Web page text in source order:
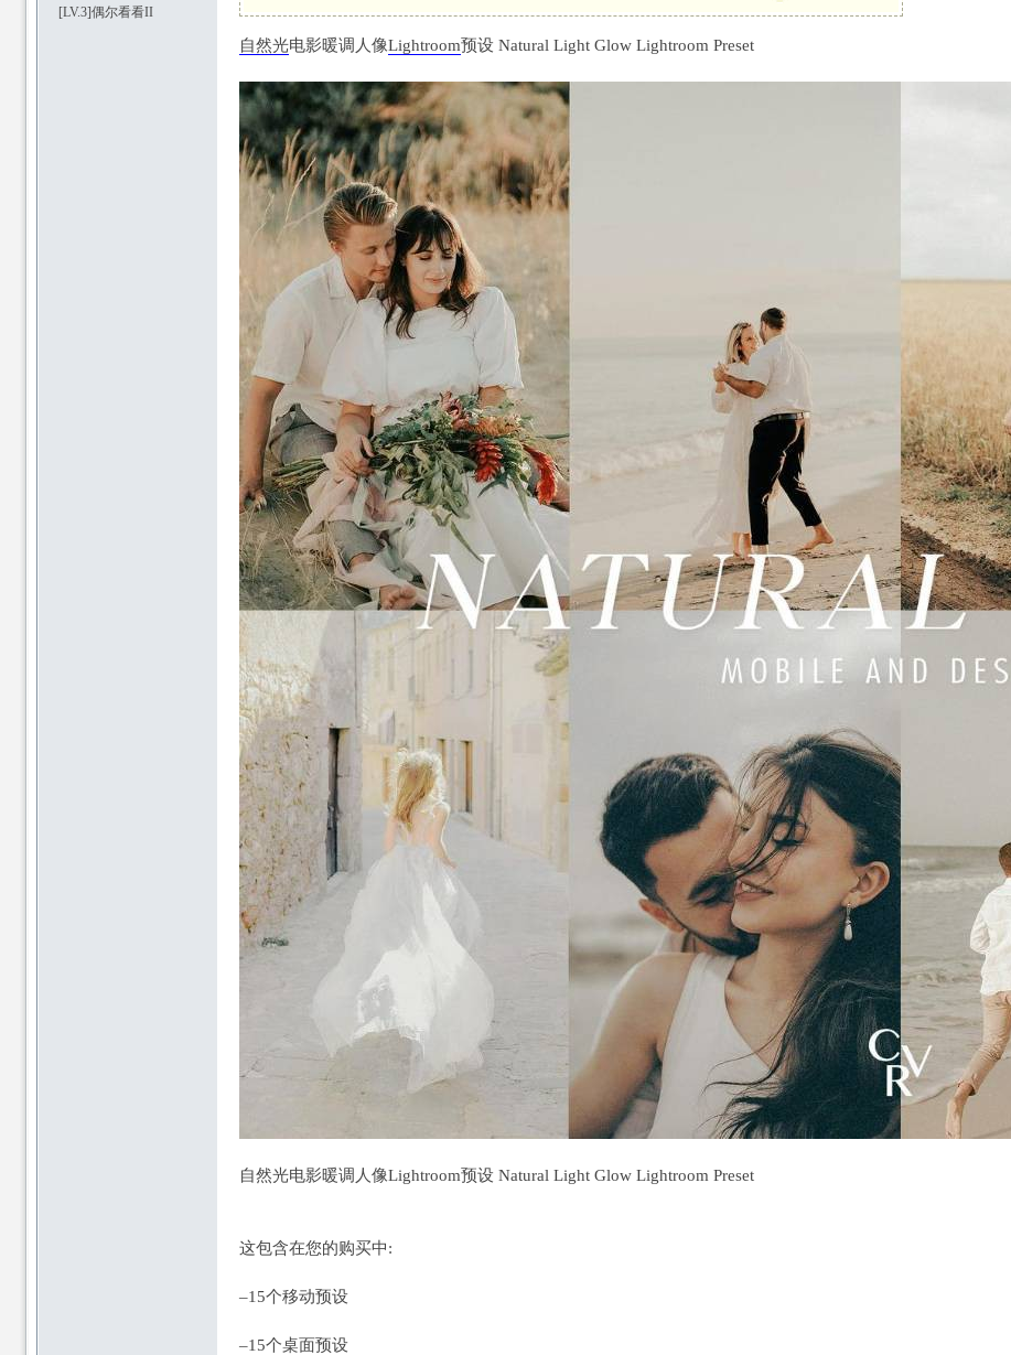
[LV.3]偶尔看看II
自然光电影暖调人像Lightroom预设 Natural Light Glow Lightroom Preset
自然光电影暖调人像Lightroom预设 Natural Light Glow Lightroom Preset
这包含在您的购买中:
–15个移动预设
–15个桌面预设